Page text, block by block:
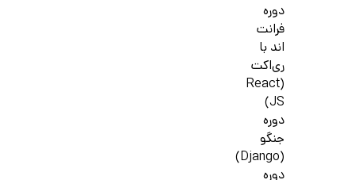
دوره
فرانت
اند با
ری‌اکت
(React
JS)
دوره
جنگو
(Django)